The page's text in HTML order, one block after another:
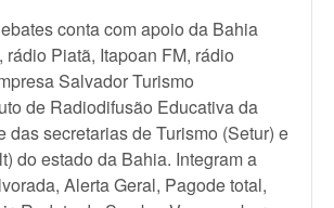
conta com apoio da Bahia
rádio Piatã, Itapoan FM, rádio
Salvador Turismo
de Radiodifusão Educativa da
das secretarias de Turismo (Setur) e
do estado da Bahia. Integram a
Alerta Geral, Pagode total,